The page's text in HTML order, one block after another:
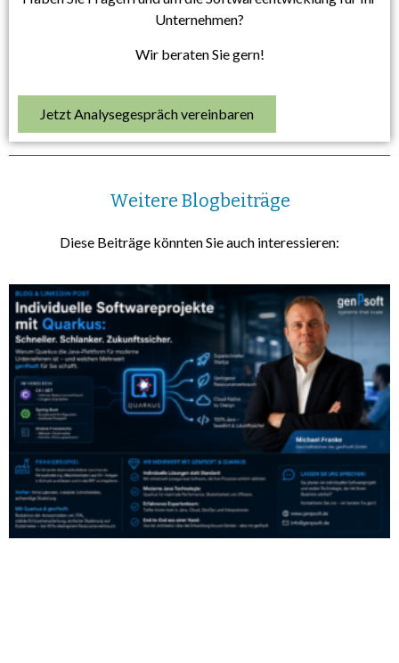
Unternehmen?
Wir beraten Sie gern!
Jetzt Analysegespräch vereinbaren
Weitere Blogbeiträge
Diese Beiträge könnten Sie auch interessieren: